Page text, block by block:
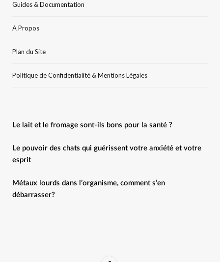
Guides & Documentation
A Propos
Plan du Site
Politique de Confidentialité & Mentions Légales
Le lait et le fromage sont-ils bons pour la santé ?
Le pouvoir des chats qui guérissent votre anxiété et votre
esprit
Métaux lourds dans l’organisme, comment s’en
débarrasser?